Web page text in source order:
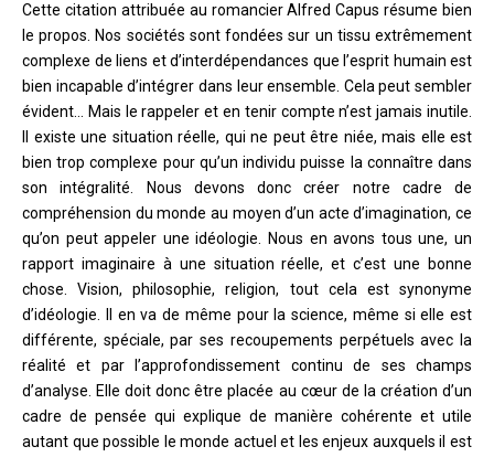
Cette citation attribuée au romancier Alfred Capus résume bien
le propos. Nos sociétés sont fondées sur un tissu extrêmement
complexe de liens et d’interdépendances que l’esprit humain est
bien incapable d’intégrer dans leur ensemble. Cela peut sembler
évident… Mais le rappeler et en tenir compte n’est jamais inutile.
Il existe une situation réelle, qui ne peut être niée, mais elle est
bien trop complexe pour qu’un individu puisse la connaître dans
son intégralité. Nous devons donc créer notre cadre de
compréhension du monde au moyen d’un acte d’imagination, ce
qu’on peut appeler une idéologie. Nous en avons tous une, un
rapport imaginaire à une situation réelle, et c’est une bonne
chose. Vision, philosophie, religion, tout cela est synonyme
d’idéologie. Il en va de même pour la science, même si elle est
différente, spéciale, par ses recoupements perpétuels avec la
réalité et par l’approfondissement continu de ses champs
d’analyse. Elle doit donc être placée au cœur de la création d’un
cadre de pensée qui explique de manière cohérente et utile
autant que possible le monde actuel et les enjeux auxquels il est